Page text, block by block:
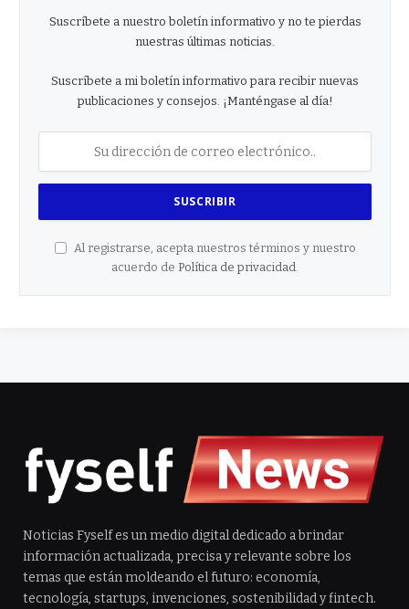
Suscríbete a nuestro boletín informativo y no te pierdas
nuestras últimas noticias.
Suscríbete a mi boletín informativo para recibir nuevas
publicaciones y consejos. ¡Manténgase al día!
Al registrarse, acepta nuestros términos y nuestro
acuerdo de Política de privacidad.
Noticias Fyself es un medio digital dedicado a brindar
información actualizada, precisa y relevante sobre los
temas que están moldeando el futuro: economía,
tecnología, startups, invenciones, sostenibilidad y fintech.